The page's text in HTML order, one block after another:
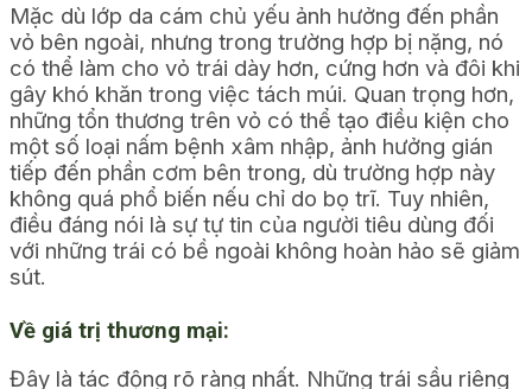
Mặc dù lớp da cám chủ yếu ảnh hưởng đến phần
vỏ bên ngoài, nhưng trong trường hợp bị nặng, nó
có thể làm cho vỏ trái dày hơn, cứng hơn và đôi khi
gây khó khăn trong việc tách múi. Quan trọng hơn,
những tổn thương trên vỏ có thể tạo điều kiện cho
một số loại nấm bệnh xâm nhập, ảnh hưởng gián
tiếp đến phần cơm bên trong, dù trường hợp này
không quá phổ biến nếu chỉ do bọ trĩ. Tuy nhiên,
điều đáng nói là sự tự tin của người tiêu dùng đối
với những trái có bề ngoài không hoàn hảo sẽ giảm
sút.
Về giá trị thương mại:
Đây là tác động rõ ràng nhất. Những trái sầu riêng